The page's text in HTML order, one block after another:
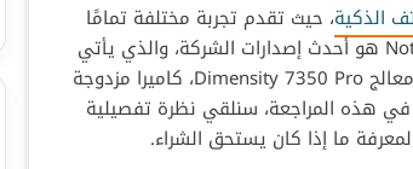
الذكية، حيث تقدم تجربة مختلفة تمامًا
من حيث الشكل والوظائف. هاتف Nothing Phone (2a) Plus هو أحدث إصدارات الشركة، والذي يأتي
بمواصفات قوية، منها شاشة AMOLED بتردد 120 هرتز، معالج Dimensity 7350 Pro، كاميرا مزدوجة
في هذه المراجعة، سنلقي نظرة تفصيلية
ما إذا كان يستحق الشراء.